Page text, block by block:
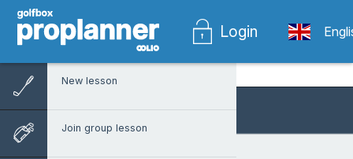
Login
New lesson
Join group lesson